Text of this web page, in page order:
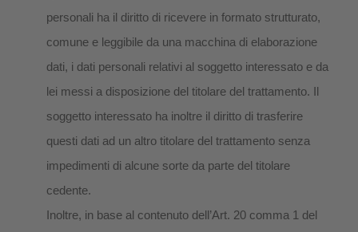
personali ha il diritto di ricevere in formato strutturato,
comune e leggibile da una macchina di elaborazione
dati, i dati personali relativi al soggetto interessato e da
lei messi a disposizione del titolare del trattamento. Il
soggetto interessato ha inoltre il diritto di trasferire
questi dati ad un altro titolare del trattamento senza
impedimenti di alcune sorte da parte del titolare
cedente.
Inoltre, in base al contenuto dell’Art. 20 comma 1 del